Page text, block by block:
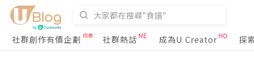
社群創作有價企劃 社群熱話 成為U Creator 探